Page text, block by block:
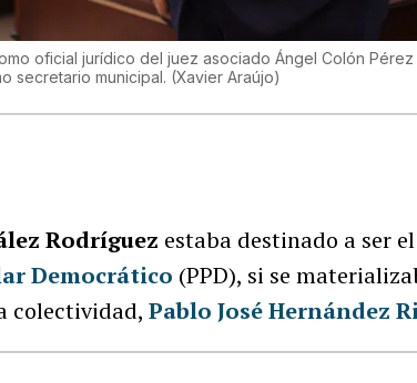
oficial jurídico del juez asociado Ángel Colón Pérez
secretario municipal. (Xavier Araújo)
Rodríguez estaba destinado a ser
Democrático (PPD), si se
colectividad,Pablo José Hernández